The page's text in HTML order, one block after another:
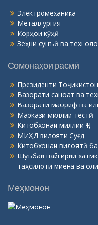
Электромеханика
Металлургия
Корҳои кӯҳӣ
Зеҳни сунъӣ ва
Сомонаҳои расмӣ
Президенти Тоҷикистон
Вазорати саноат ва
Вазорати маориф ва
Маркази миллии тестӣ
Китобхонаи миллии ҶТ
МИҲД вилояти Суғд
Китобхонаи вилоятӣ
Шуъбаи пайгирии
таҳсилоти миёна ва
Меҳмонон